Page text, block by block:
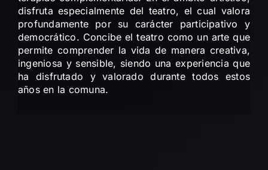
disfruta especialmente del teatro, el cual valora
profundamente por su carácter participativo y
democrático. Concibe el teatro como un arte que
permite comprender la vida de manera creativa,
ingeniosa y sensible, siendo una experiencia que
ha disfrutado y valorado durante todos estos
años en la comuna.